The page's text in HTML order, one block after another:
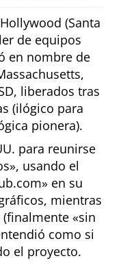
(Santa
de equipos
en nombre de
liberados tras
(ilógico para
pionera).
para reunirse
, usando el
en su
mientras
(finalmente
sin
como si
el proyecto.